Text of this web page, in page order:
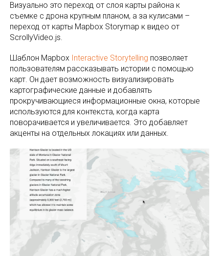
Визуально это переход от слоя карты района к
съемке с дрона крупным планом, а за кулисами –
переход от карты Mapbox Storymap к видео от
ScrollyVideo.js.
Шаблон Mapbox Interactive Storytelling позволяет
пользователям рассказывать истории с помощью
карт. Он дает возможность визуализировать
картографические данные и добавлять
прокручивающиеся информационные окна, которые
используются для контекста, когда карта
поворачивается и увеличивается. Это добавляет
акценты на отдельных локациях или данных.